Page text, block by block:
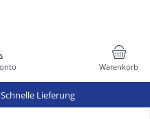
Lieferung
Warenkorb